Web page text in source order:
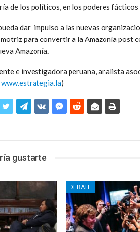
de los políticos, en los poderes
dar impulso a las nuevas
para convertir a la Amazonía post
Amazonía.
e investigadora peruana, analista
www.estrategia.la)
gustarte
DEBATE